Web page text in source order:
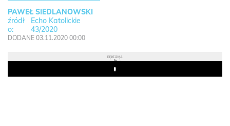
PAWEŁ SIEDLANOWSKI
Echo Katolickie
43/2020
DODANE 03.11.2020 00:00
REKLAMA
Play